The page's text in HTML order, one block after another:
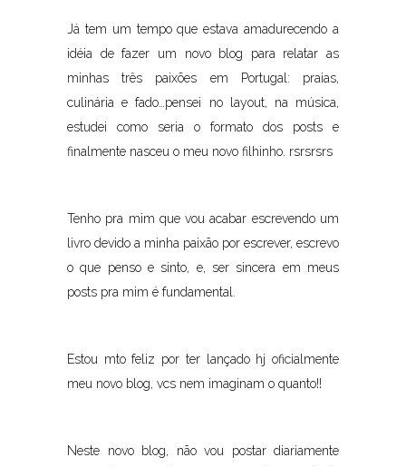
Já tem um tempo que estava amadurecendo a
idéia de fazer um novo blog para relatar as
minhas três paixões em Portugal: praias,
culinária e fado…pensei no layout, na música,
estudei como seria o formato dos posts e
finalmente nasceu o meu novo filhinho. rsrsrsrs
Tenho pra mim que vou acabar escrevendo um
livro devido a minha paixão por escrever, escrevo
o que penso e sinto, e, ser sincera em meus
posts pra mim é fundamental.
Estou mto feliz por ter lançado hj oficialmente
meu novo blog, vcs nem imaginam o quanto!!
Neste novo blog, não vou postar diariamente